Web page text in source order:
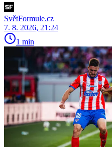
SvětFormule.cz
7. 8. 2026, 21:24
1 min